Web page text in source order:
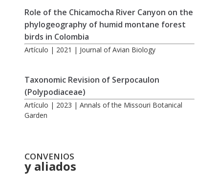
Role of the Chicamocha River Canyon on the
phylogeography of humid montane forest
birds in Colombia
Artículo | 2021 | Journal of Avian Biology
Taxonomic Revision of Serpocaulon
(Polypodiaceae)
Artículo | 2023 | Annals of the Missouri Botanical
Garden
CONVENIOS
y aliados